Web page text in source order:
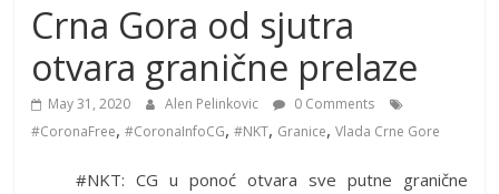
Crna Gora od sjutra
otvara granične prelaze
May 31, 2020 Alen Pelinkovic
0 Comments
#CoronaFree,#CoronaInfoCG,#NKT, Granice,Vlada Crne Gore
#NKT: CG u ponoć otvara sve putne granične